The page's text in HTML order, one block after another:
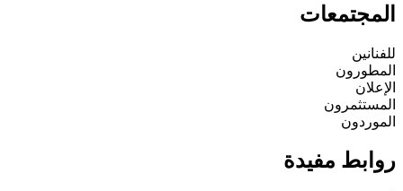
المجتمعات
للفنانين
المطورون
الإعلان
المستثمرون
الموردون
روابط مفيدة